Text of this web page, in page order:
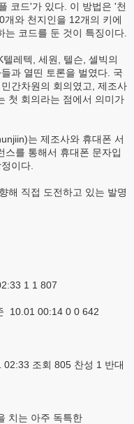
코드'가 있다. 이 방법은 '천
와 천지인을 12개의 키에
코드를 둔 것이 특징이다.
레텍, 세원, 텔슨, 셀빅의
과 열띤 토론을 벌였다. 국
간차원의 회의였고, 제조사
첫 회의라는 점에서 의미가
는 제조사와 휴대폰 서
스를 통해서 휴대폰 문자입
이다.
해 직접 도전하고 있는 발명
1 1 807
10.01 00:14 0 0 642
조회 805 찬성 1 반대
치는 아주 독특한